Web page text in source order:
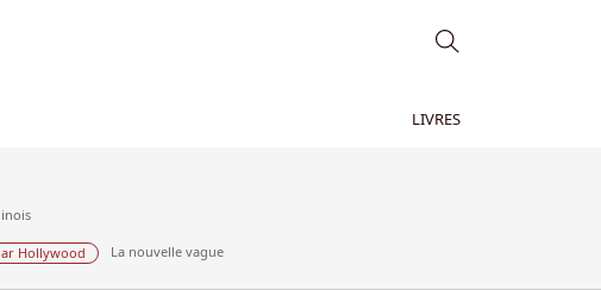
LIVRES
Hollywood La nouvelle vague